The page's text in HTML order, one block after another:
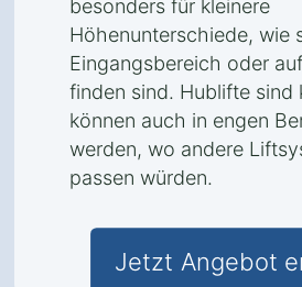
besonders für kleinere
Höhenunterschiede, wie
Eingangsbereich oder
finden sind. Hublifte sind
können auch in engen
werden, wo andere
passen würden.
Jetzt Angebot